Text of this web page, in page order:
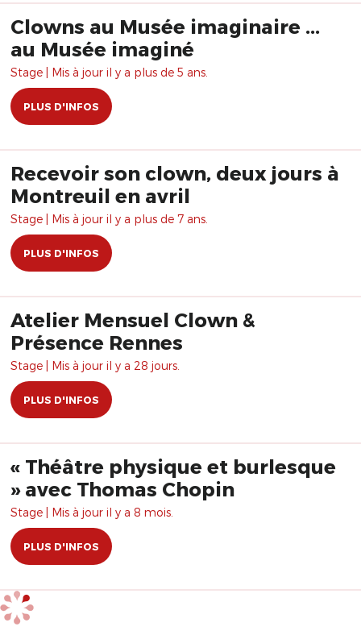
Clowns au Musée imaginaire ...
au Musée imaginé
Stage | Mis à jour il y a plus de 5 ans.
PLUS D'INFOS
Recevoir son clown, deux jours à
Montreuil en avril
Stage | Mis à jour il y a plus de 7 ans.
PLUS D'INFOS
Atelier Mensuel Clown &
Présence Rennes
Stage | Mis à jour il y a 28 jours.
PLUS D'INFOS
« Théâtre physique et burlesque
» avec Thomas Chopin
Stage | Mis à jour il y a 8 mois.
PLUS D'INFOS